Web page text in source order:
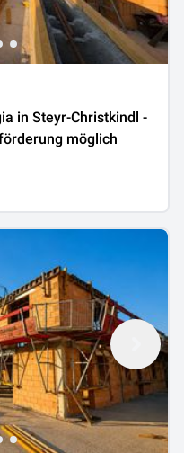
in Steyr-Christkindl -
möglich